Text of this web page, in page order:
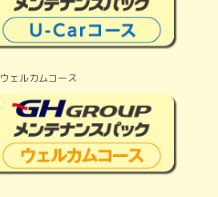
ウェルカムコース